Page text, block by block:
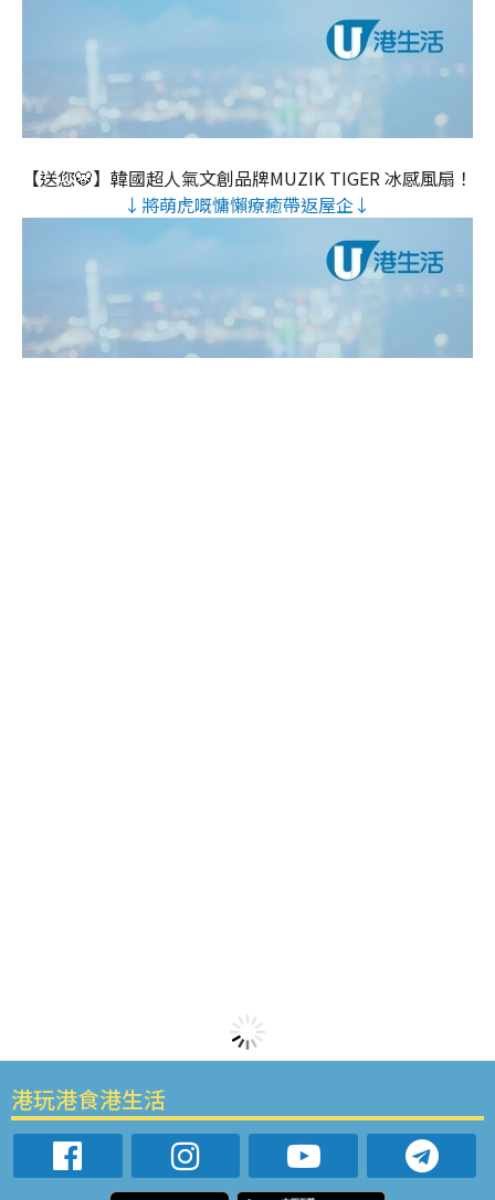
【送您🐯】韓國超人氣文創品牌MUZIK TIGER 冰感風扇！
↓將萌虎嘅慵懶療癒帶返屋企↓
港玩港食港生活